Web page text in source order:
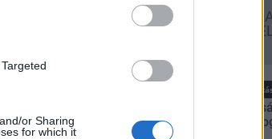
or Sharing
for which it
KECSKEMÉTEN IS
A
a